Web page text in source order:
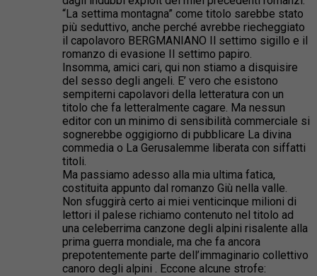
“La settima montagna” come titolo sarebbe stato
più seduttivo, anche perché avrebbe riecheggiato
il capolavoro BERGMANIANO Il settimo sigillo e il
romanzo di evasione Il settimo papiro.
Insomma, amici cari, qui non stiamo a disquisire
del sesso degli angeli. E’ vero che esistono
sempiterni capolavori della letteratura con un
titolo che fa letteralmente cagare. Ma nessun
editor con un minimo di sensibilità commerciale si
sognerebbe oggigiorno di pubblicare La divina
commedia o La Gerusalemme liberata con siffatti
titoli.
Ma passiamo adesso alla mia ultima fatica,
costituita appunto dal romanzo Giù nella valle.
Non sfuggirà certo ai miei venticinque milioni di
lettori il palese richiamo contenuto nel titolo ad
una celeberrima canzone degli alpini risalente alla
prima guerra mondiale, ma che fa ancora
prepotentemente parte dell’immaginario collettivo
canoro degli alpini . Eccone alcune strofe: